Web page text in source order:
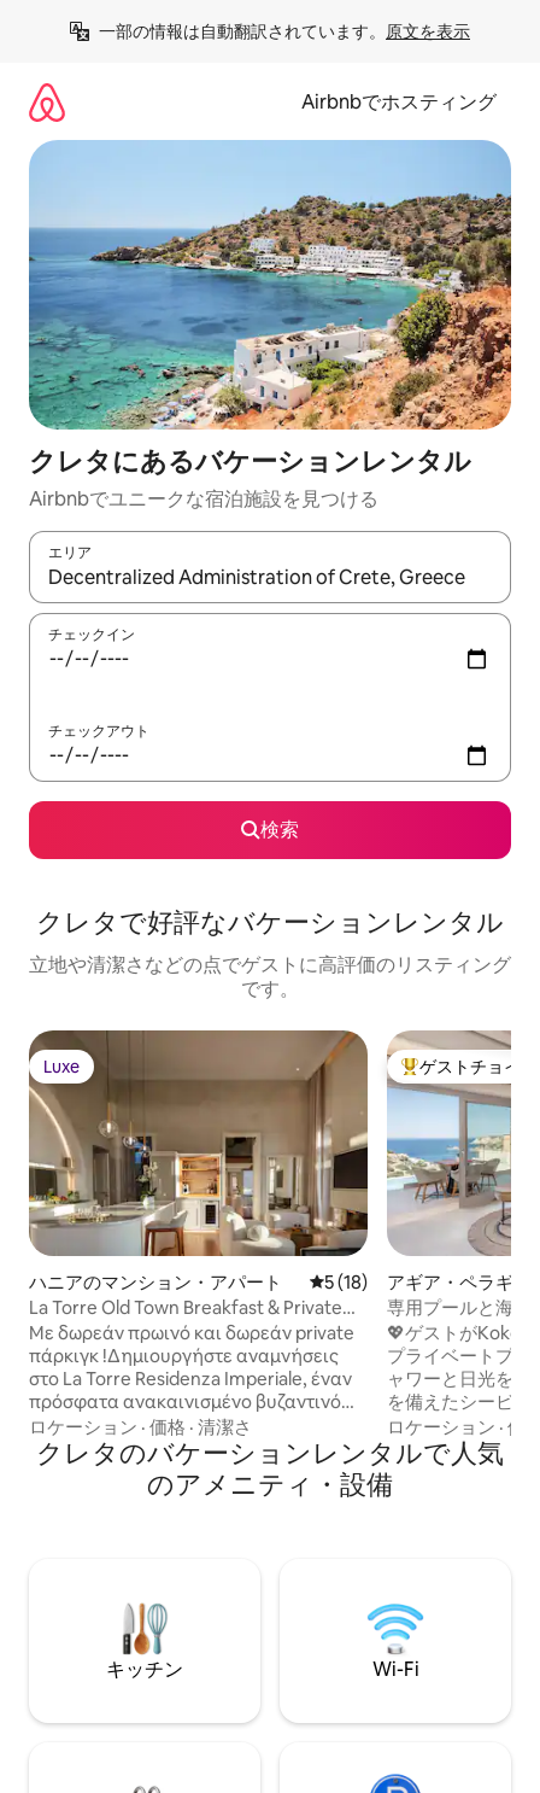
一部の情報は自動翻訳されています。 原文を表示
Airbnbでホスティング
クレタにあるバケーションレンタル
Airbnbでユニークな宿泊施設を見つける
エリア
検索結果が表示されたら、上下の矢印キーを使って移動するか
チェックイン
チェックアウト
検索
クレタで好評なバケーションレンタル
立地や清潔さなどの点でゲストに高評価のリスティング
です。
Luxe
Luxe
ハニアのマンション・アパート レビュー18件、5つ星中5つ
5 (18)
La Torre Old Town Βreakfast & Private
Parking
Με δωρεάν πρωινό και δωρεάν private
πάρκιγκ !Δημιουργήστε αναμνήσεις
στο La Torre Residenza Imperiale, έναν
πρόσφατα ανακαινισμένο βυζαντινό
πύργο του 16ου αιώνα στο παλιό λιμάνι
των Χανίων. Αφεθείτε στη χλιδή αυτής
της εξαιρετικής οικίας, που κοσμείται
από 3 πολυτελή υπνοδωμάτια με
τον εμβληματικό Φάρο.
ロケーション · 価格 · 清潔さ
大好評のゲスト
ゲストチョイス
アギア・ペラギア
専用プールと海の
ラ、ビーチまで
💖ゲストが
プライベートプー
ャワーと日光を浴
を備えたシービュ
ル。 •最高の海岸
やかなターコイズ
へのアクセスが便
ーチからわずか
ソマシンを備えた
ン、リラックスし
楽しめるバーベキ
ロケーション ·価
クレタのバケーションレンタルで人気
のアメニティ・設備
キッチン Wi-Fi